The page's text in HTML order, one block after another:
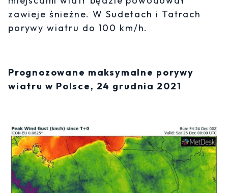
zawieje śnieżne. W Sudetach i Tatrach
porywy wiatru do 100 km/h.
Prognozowane maksymalne porywy
wiatru w Polsce, 24 grudnia 2021